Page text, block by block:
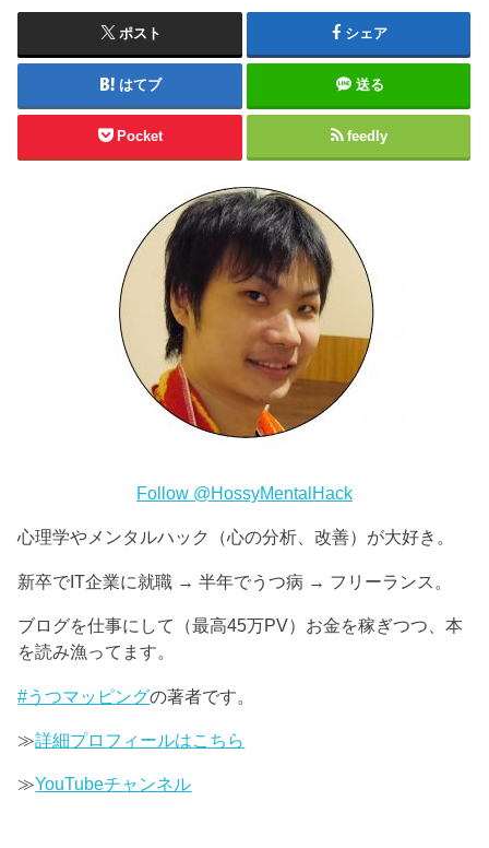
ポスト シェア
はてブ 送る
Pocket feedly
Follow @HossyMentalHack
心理学やメンタルハック（心の分析、改善）が大好き。
新卒でIT企業に就職 → 半年でうつ病 → フリーランス。
ブログを仕事にして（最高45万PV）お金を稼ぎつつ、本
を読み漁ってます。
#うつマッピングの著者です。
≫詳細プロフィールはこちら
≫YouTubeチャンネル